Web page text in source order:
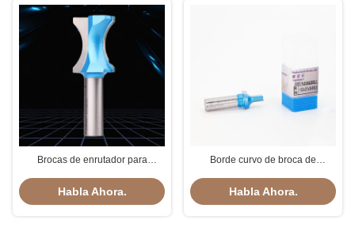
Brocas de enrutador para
Práctico resistente a la corrosión
Habla Ahora.
Borde curvo de broca de
Habla Ahora.